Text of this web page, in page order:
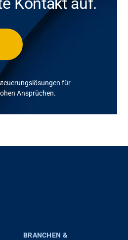
für
Ansprüchen.
BRANCHEN &